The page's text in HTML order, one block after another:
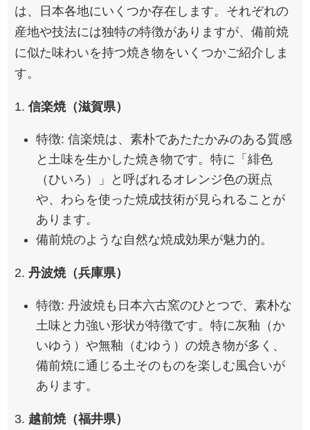
は、日本各地にいくつか存在します。それぞれの
産地や技法には独特の特徴がありますが、備前焼
に似た味わいを持つ焼き物をいくつかご紹介しま
す。
1. 信楽焼（滋賀県）
特徴: 信楽焼は、素朴であたたかみのある質感
と土味を生かした焼き物です。特に「緋色
（ひいろ）」と呼ばれるオレンジ色の斑点
や、わらを使った焼成技術が見られることが
あります。
備前焼のような自然な焼成効果が魅力的。
2. 丹波焼（兵庫県）
特徴: 丹波焼も日本六古窯のひとつで、素朴な
土味と力強い形状が特徴です。特に灰釉（か
いゆう）や無釉（むゆう）の焼き物が多く、
備前焼に通じる土そのものを楽しむ風合いが
あります。
3. 越前焼（福井県）